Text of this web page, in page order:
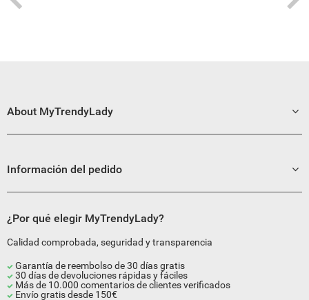
About MyTrendyLady
Información del pedido
¿Por qué elegir MyTrendyLady?
Calidad comprobada, seguridad y transparencia
Garantía de reembolso de 30 días gratis
30 días de devoluciones rápidas y fáciles
Más de 10.000 comentarios de clientes verificados
Envío gratis desde 150€